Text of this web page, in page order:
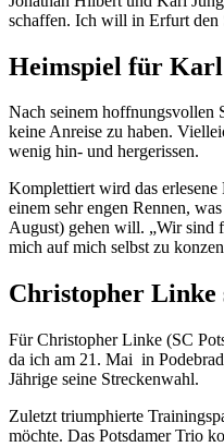
schaffen. Ich will in Erfurt den
Heimspiel für
Nach seinem hoffnungsvollen
keine Anreise zu haben.
wenig hin- und hergerissen.
Komplettiert wird das
einem sehr engen Rennen,
August) gehen will. „Wir sind
mich auf mich selbst zu
Christopher Linke
Für Christopher Linke (SC
da ich am 21. Mai in
Jährige seine Streckenwahl.
Zuletzt triumphierte
möchte. Das Potsdamer Trio